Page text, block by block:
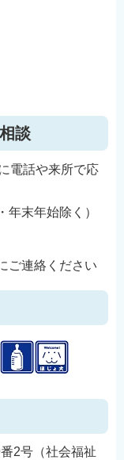
談
電話や来所で応
末年始除く）
ご連絡ください
2号（社会福祉